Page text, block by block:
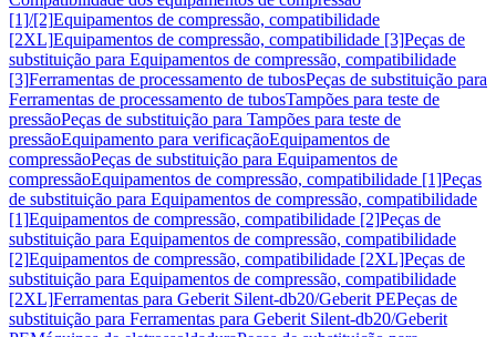
[1]/[2]Equipamentos de compressão, compatibilidade
[2XL]Equipamentos de compressão, compatibilidade [3]Peças de
substituição para Equipamentos de compressão, compatibilidade
[3]Ferramentas de processamento de tubosPeças de substituição para
Ferramentas de processamento de tubosTampões para teste de
pressãoPeças de substituição para Tampões para teste de
pressãoEquipamento para verificaçãoEquipamentos de
compressãoPeças de substituição para Equipamentos de
compressãoEquipamentos de compressão, compatibilidade [1]Peças
de substituição para Equipamentos de compressão, compatibilidade
[1]Equipamentos de compressão, compatibilidade [2]Peças de
substituição para Equipamentos de compressão, compatibilidade
[2]Equipamentos de compressão, compatibilidade [2XL]Peças de
substituição para Equipamentos de compressão, compatibilidade
[2XL]Ferramentas para Geberit Silent-db20/Geberit PEPeças de
substituição para Ferramentas para Geberit Silent-db20/Geberit